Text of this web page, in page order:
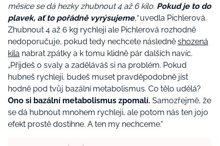
měsíce se dá hezky zhubnout 4 až 6 kilo. Pokud je to do
plavek, ať to pořádně vyrýsujeme,“uvedla Pichlerová.
Zhubnout 4 až 6 kg rychleji ale Pichlerová rozhodně
nedoporučuje, pokud tedy nechcete následně shozená
kila nabrat zpátky a k tomu klidně pár dalších navíc.
„Přijdeš o svaly a zaděláváš si na problém. Pokud
hubneš rychleji, budeš muset pravděpodobně jíst
hodně pod tvůj bazální metabolismus. Co tělo udělá?
Ono si bazální metabolismus zpomalí. Samozřejmě, že
se dá hubnout mnohem rychleji, ale potom nás ten jojo
efekt prostě dostihne. A ten my nechceme.“